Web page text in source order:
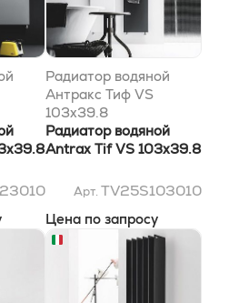
Радиатор водяной
Антракс Тиф VS
103x39.8
Радиатор водяной
Antrax Tif VS 103x39.8
Арт. TV25S103010
Цена по запросу